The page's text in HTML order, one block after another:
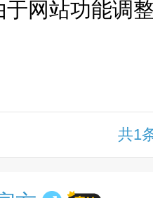
网站功能调
共1